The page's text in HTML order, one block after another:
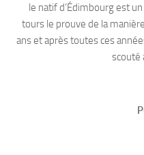
le natif d’Édimbourg est
tours le prouve de la
ans et après toutes ces
scouté